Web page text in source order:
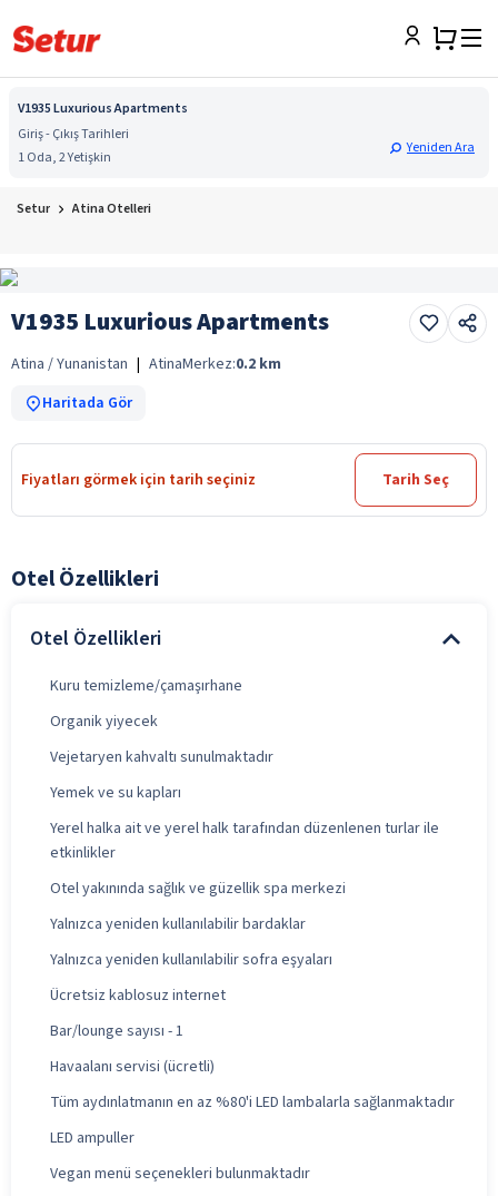
V1935 Luxurious Apartments
Giriş - Çıkış Tarihleri
1 Oda, 2 Yetişkin
Yeniden Ara
Setur Atina Otelleri
V1935 Luxurious Apartments
Atina / Yunanistan | AtinaMerkez:0.2 km
Haritada Gör
Fiyatları görmek için tarih seçiniz Tarih Seç
Otel Özellikleri
Otel Özellikleri
Kuru temizleme/çamaşırhane
Organik yiyecek
Vejetaryen kahvaltı sunulmaktadır
Yemek ve su kapları
Yerel halka ait ve yerel halk tarafından düzenlenen turlar ile
etkinlikler
Otel yakınında sağlık ve güzellik spa merkezi
Yalnızca yeniden kullanılabilir bardaklar
Yalnızca yeniden kullanılabilir sofra eşyaları
Ücretsiz kablosuz internet
Bar/lounge sayısı - 1
Havaalanı servisi (ücretli)
Tüm aydınlatmanın en az %80'i LED lambalarla sağlanmaktadır
LED ampuller
Vegan menü seçenekleri bulunmaktadır